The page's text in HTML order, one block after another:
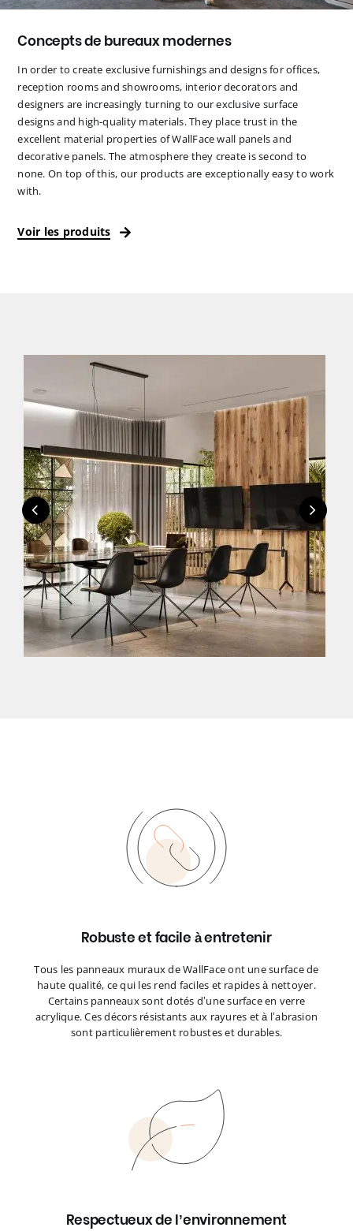
Concepts de bureaux modernes
In order to create exclusive furnishings and designs for offices,
reception rooms and showrooms, interior decorators and
designers are increasingly turning to our exclusive surface
designs and high-quality materials. They place trust in the
excellent material properties of WallFace wall panels and
decorative panels. The atmosphere they create is second to
none. On top of this, our products are exceptionally easy to work
with.
Voir les produits
Robuste et facile à entretenir
Tous les panneaux muraux de WallFace ont une surface de
haute qualité, ce qui les rend faciles et rapides à nettoyer.
Certains panneaux sont dotés d’une surface en verre
acrylique. Ces décors résistants aux rayures et à l’abrasion
sont particulièrement robustes et durables.
Respectueux de l’environnement